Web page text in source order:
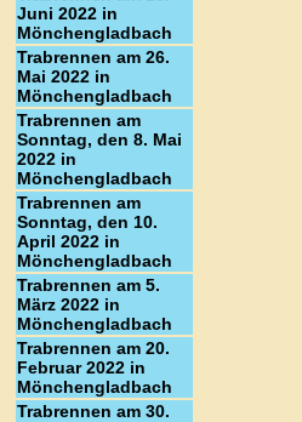
Juni 2022 in
Mönchengladbach
Trabrennen am 26.
Mai 2022 in
Mönchengladbach
Trabrennen am
Sonntag, den 8. Mai
2022 in
Mönchengladbach
Trabrennen am
Sonntag, den 10.
April 2022 in
Mönchengladbach
Trabrennen am 5.
März 2022 in
Mönchengladbach
Trabrennen am 20.
Februar 2022 in
Mönchengladbach
Trabrennen am 30.